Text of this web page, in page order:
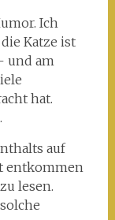
Ich
Katze ist
und am
hat.
auf
entkommen
lesen.